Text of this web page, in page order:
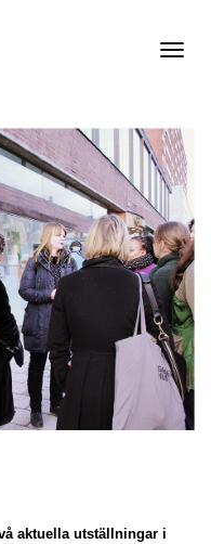
Visa
aktuella utställningar i